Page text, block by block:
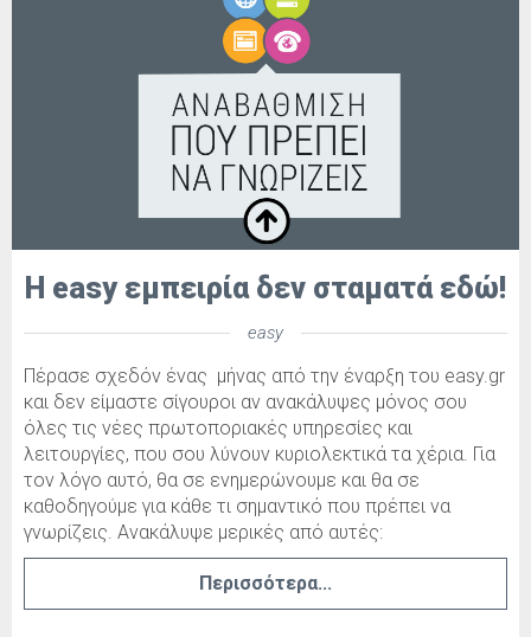
Η easy εμπειρία δεν σταματά εδώ!
easy
Πέρασε σχεδόν ένας μήνας από την έναρξη του easy.gr
και δεν είμαστε σίγουροι αν ανακάλυψες μόνος σου
όλες τις νέες πρωτοποριακές υπηρεσίες και
λειτουργίες, που σου λύνουν κυριολεκτικά τα χέρια. Για
τον λόγο αυτό, θα σε ενημερώνουμε και θα σε
καθοδηγούμε για κάθε τι σημαντικό που πρέπει να
γνωρίζεις. Ανακάλυψε μερικές από αυτές:
Περισσότερα...